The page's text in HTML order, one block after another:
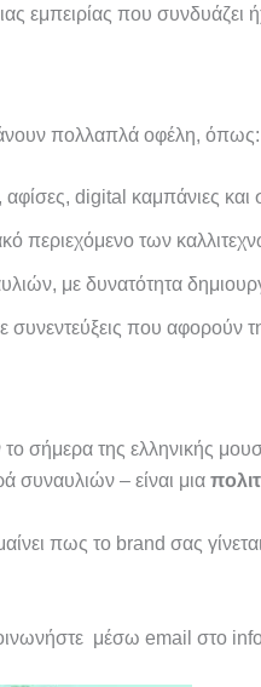
εμπειρίας που συνδυάζει
πολλαπλά οφέλη, όπως:
, αφίσες, digital καμπάνιες και
περιεχόμενο των
με δυνατότητα
συνεντεύξεις που αφορούν
της ελληνικής
συναυλιών – είναι μια
πως το brand σας
μέσω email στο